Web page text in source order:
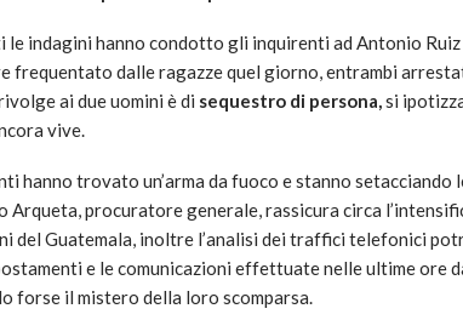
le indagini hanno condotto gli inquirenti ad Antonio
frequentato dalle ragazze quel giorno, entrambi
ai due uomini è di sequestro di persona,si
vive.
hanno trovato un’arma da fuoco e stanno setacciando
Arqueta, procuratore generale, rassicura circa
del Guatemala, inoltre l’analisi dei traffici telefonici
e le comunicazioni effettuate nelle ultime ore
forse il mistero della loro scomparsa.